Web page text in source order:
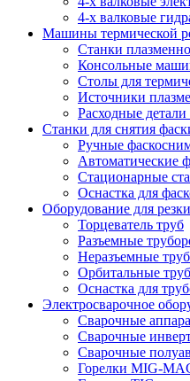
4-х валковые
Машины термической
Станки
Консольные
Столы для
Источники
Расходные
Станки для снятия
Ручные
Автоматические
Стационарные
Оснастка для
Оборудование для
Торцеватель труб
Разъемные
Неразъемные
Орбитальные
Оснастка для
Электросварочное
Сварочные
Сварочные
Сварочные
Горелки MIG-